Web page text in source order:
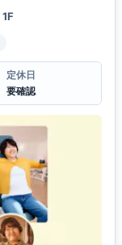
定休日
要確認